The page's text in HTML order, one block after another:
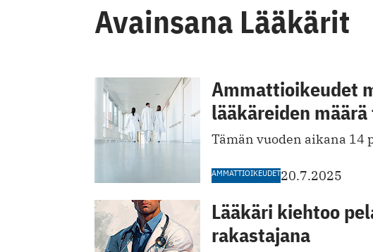
Avainsana Lääkärit
Ammattioikeudet
lääkäreiden
Tämän vuoden aikana 14
AMMATTIOIKEUDET20.7.2025
Lääkäri kiehtoo
rakastajana